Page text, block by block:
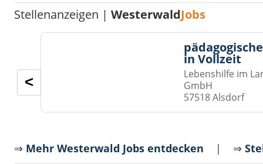
Stellenanzeigen |WesterwaldJobs
in Vollzeit
Lebenshilfe im
GmbH
57518 Alsdorf
<
⇒ Mehr Westerwald Jobs entdecken | ⇒